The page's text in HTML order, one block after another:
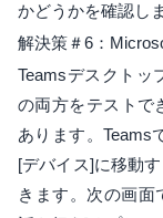
かどうかを確認し
解決策＃6：
Teamsデスクトッ
の両方をテストで
あります。Teams
[デバイス]に移動
きます。次の画面